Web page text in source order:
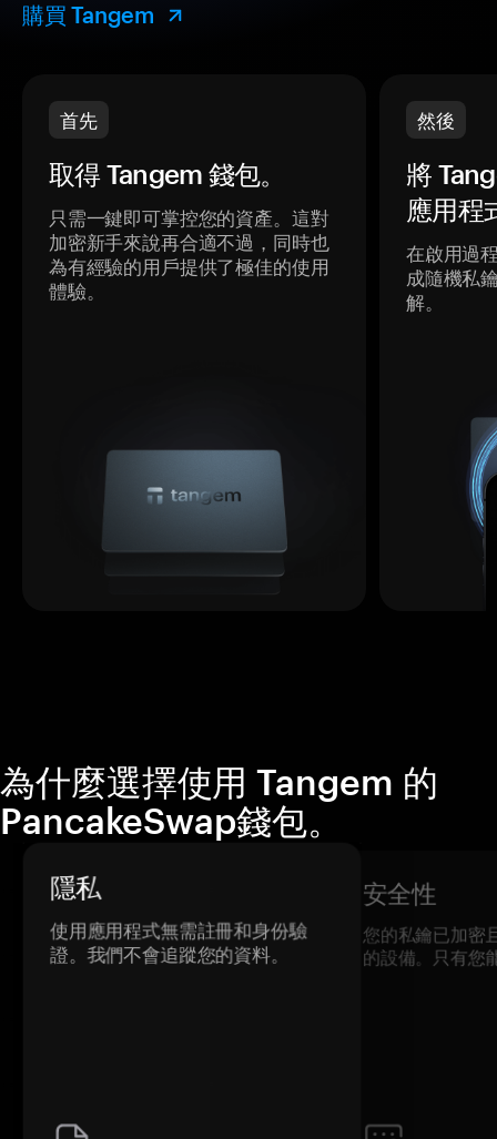
購買 Tangem
首先
取得 Tangem 錢包。
只需一鍵即可掌控您的資產。這對
加密新手來說再合適不過，同時也
為有經驗的用戶提供了極佳的使用
體驗。
然後
將
應用程
在啟用過
成隨機私
解。
為什麼選擇使用 Tangem 的
PancakeSwap錢包。
隱私
使用應用程式無需註冊和身份驗
證。我們不會追蹤您的資料。
安全性
您的私鑰已加密
的設備。只有您